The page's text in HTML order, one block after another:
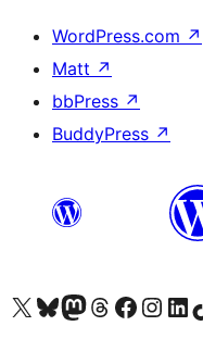
WordPress.com ↗
Matt ↗
bbPress ↗
BuddyPress ↗
Visiteu el nostre compte X (abans Twitter)
Visiteu el nostre compte de Bluesky
Visiteu el nostre compte al Mastodon
Visiteu el nostre compte de Threads
Visiteu la nostra pàgina
Visiteu elVisiteu el